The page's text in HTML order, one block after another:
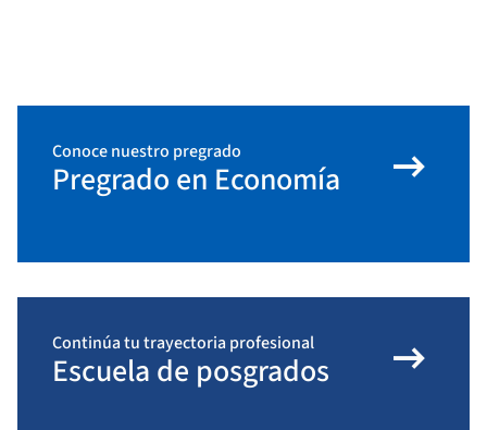
Conoce nuestro pregrado
Pregrado en Economía arrow_right_alt
Continúa tu trayectoria profesional
Escuela de posgrados arrow_right_alt